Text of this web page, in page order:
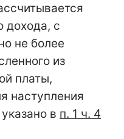
дохода, с
не более
из
платы,
наступления
в п. 1 ч. 4